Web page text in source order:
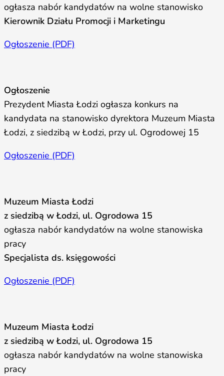
ogłasza nabór kandydatów na wolne stanowisko
Kierownik Działu Promocji i Marketingu
Ogłoszenie (PDF)
Ogłoszenie
Prezydent Miasta Łodzi ogłasza konkurs na
kandydata na stanowisko dyrektora Muzeum Miasta
Łodzi, z siedzibą w Łodzi, przy ul. Ogrodowej 15
Ogłoszenie (PDF)
Muzeum Miasta Łodzi
z siedzibą w Łodzi, ul. Ogrodowa 15
ogłasza nabór kandydatów na wolne stanowiska
pracy
Specjalista ds. księgowości
Ogłoszenie (PDF)
Muzeum Miasta Łodzi
z siedzibą w Łodzi, ul. Ogrodowa 15
ogłasza nabór kandydatów na wolne stanowiska
pracy